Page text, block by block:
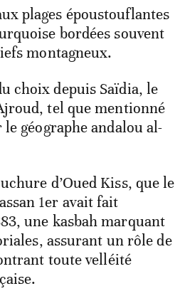
plages époustouflantes
bordées souvent
montagneux.
choix depuis Saïdia, le
tel que mentionné
géographe andalou al-
d’Oued Kiss, que le
1er avait fait
une kasbah marquant
assurant un rôle de
toute velléité